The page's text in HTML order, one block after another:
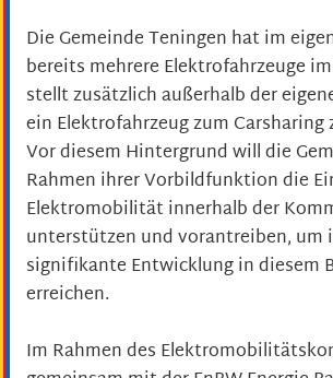
Die Gemeinde Teningen hat im
bereits mehrere Elektrofahrzeuge
stellt zusätzlich außerhalb der
ein Elektrofahrzeug zum Carsharing
Vor diesem Hintergrund will die
Rahmen ihrer Vorbildfunktion die
Elektromobilität innerhalb der
unterstützen und vorantreiben, um
signifikante Entwicklung in diesem
erreichen.
Im Rahmen des